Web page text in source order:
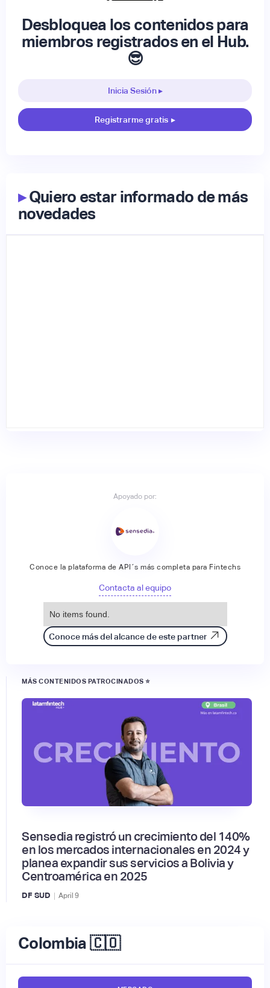
Desbloquea los contenidos para
miembros registrados en el Hub.
😎
Inicia Sesión ▸
Registrarme gratis ▸
▸Quiero estar informado de más
novedades
Apoyado por:
Conoce la plataforma de API´s más completa para Fintechs
Contacta al equipo
No items found.
Conoce más del alcance de este partner
MÁS CONTENIDOS PATROCINADOS ⭐
Sensedia registró un crecimiento del 140%
en los mercados internacionales en 2024 y
planea expandir sus servicios a Bolivia y
Centroamérica en 2025
DF SUD | April 9
Colombia 🇨🇴